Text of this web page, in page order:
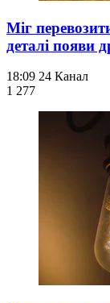
Міг
деталі появи
18:09 24 Канал
1 277